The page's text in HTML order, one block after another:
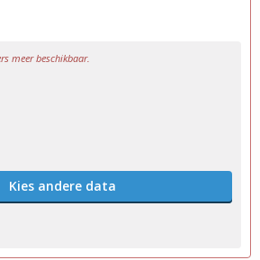
meer beschikbaar.
Kies andere data